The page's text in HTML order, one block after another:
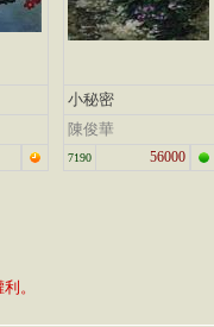
小秘密
陳俊華
7190 56000
。